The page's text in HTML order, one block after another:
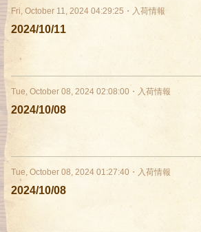
Fri, October 11, 2024 04:29:25 ・ 入荷情報
2024/10/11
Tue, October 08, 2024 02:08:00 ・ 入荷情報
2024/10/08
Tue, October 08, 2024 01:27:40 ・ 入荷情報
2024/10/08